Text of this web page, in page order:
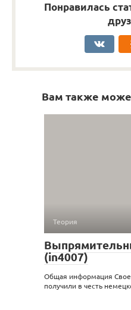
Понравилась
Вам также
Теория
(in4007)
Общая информация Свое
получили в честь